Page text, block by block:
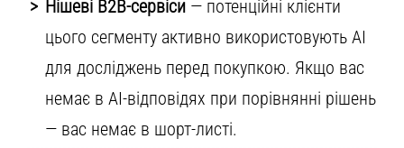
Нішеві B2B-сервіси — потенційні клієнти
цього сегменту активно використовують AI
для досліджень перед покупкою. Якщо вас
немає в AI-відповідях при порівнянні рішень
— вас немає в шорт-листі.